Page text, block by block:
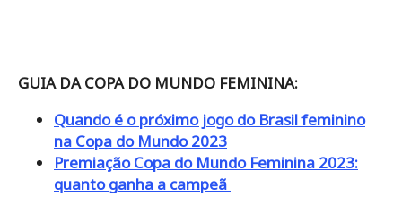
GUIA DA COPA DO MUNDO FEMININA:
Quando é o próximo jogo do Brasil feminino
na Copa do Mundo 2023
Premiação Copa do Mundo Feminina 2023:
quanto ganha a campeã